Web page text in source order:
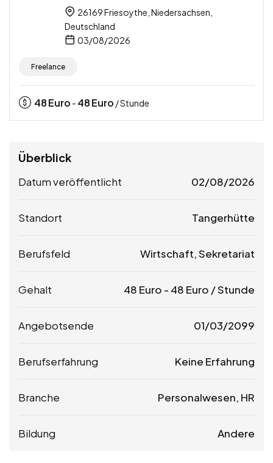
26169 Friesoythe, Niedersachsen,
Deutschland
03/08/2026
Freelance
48Euro - 48Euro / Stunde
Überblick
Datum veröffentlicht 02/08/2026
Standort Tangerhütte
Berufsfeld Wirtschaft, Sekretariat
Gehalt 48 Euro - 48 Euro / Stunde
Angebotsende 01/03/2099
Berufserfahrung Keine Erfahrung
Branche Personalwesen, HR
Bildung Andere